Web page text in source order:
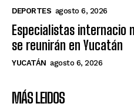
DEPORTES agosto 6, 2026
Especialistas internacio
se reunirán en Yucatán
YUCATÁN agosto 6, 2026
MÁS LEIDOS